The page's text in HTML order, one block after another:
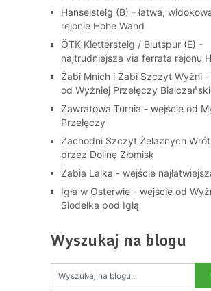
Hanselsteig (B) - łatwa,
rejonie Hohe Wand
ÖTK Klettersteig / Blutspur (E) -
najtrudniejsza via ferrata rejonu
Żabi Mnich i Żabi Szczyt Wyżni -
od Wyżniej Przełęczy
Zawratowa Turnia - wejście od
Przełęczy
Zachodni Szczyt Żelaznych
przez Dolinę Złomisk
Żabia Lalka - wejście
Igła w Osterwie - wejście od
Siodełka pod Igłą
Wyszukaj na blogu